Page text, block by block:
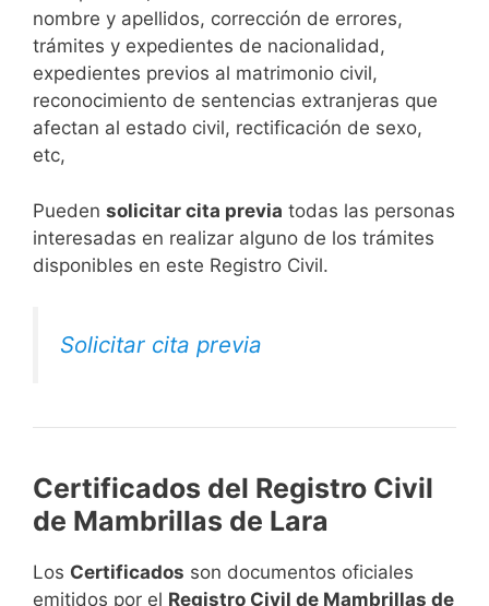
nombre y apellidos, corrección de errores,
trámites y expedientes de nacionalidad,
expedientes previos al matrimonio civil,
reconocimiento de sentencias extranjeras que
afectan al estado civil, rectificación de sexo,
etc,
​Pueden solicitar cita previa todas las personas
interesadas en realizar alguno de los trámites
disponibles en este Registro Civil.​
Solicitar cita previa
Certificados del Registro Civil
de Mambrillas de Lara
Los Certificados son documentos oficiales
emitidos por el Registro Civil de Mambrillas de